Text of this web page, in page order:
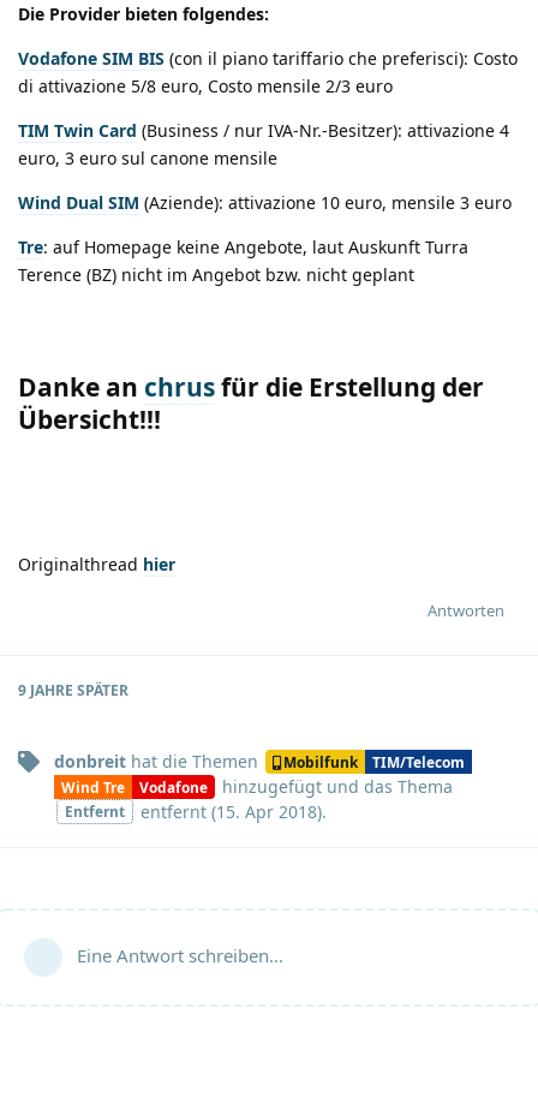
Die Provider bieten folgendes:
Vodafone SIM BIS (con il piano tariffario che preferisci): Costo
di attivazione 5/8 euro, Costo mensile 2/3 euro
TIM Twin Card (Business / nur IVA-Nr.-Besitzer): attivazione 4
euro, 3 euro sul canone mensile
Wind Dual SIM (Aziende): attivazione 10 euro, mensile 3 euro
Tre: auf Homepage keine Angebote, laut Auskunft Turra
Terence (BZ) nicht im Angebot bzw. nicht geplant
Danke an chrusfür die Erstellung der
Übersicht!!!
Originalthread hier
Antworten
9 JAHRE SPÄTER
donbreit hat die Themen Mobilfunk
TIM/Telecom
Wind Tre
Vodafone hinzugefügt und das Thema
Entfernt entfernt (15. Apr 2018).
Eine Antwort schreiben…